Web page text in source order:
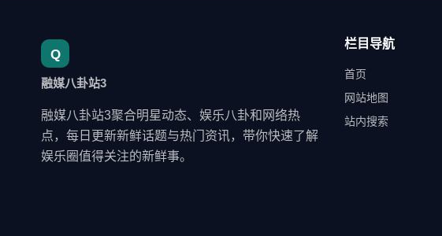
融媒八卦站3
融媒八卦站3聚合明星动态、娱乐八卦和网络热
点，每日更新新鲜话题与热门资讯，带你快速了解
娱乐圈值得关注的新鲜事。
栏目导航
首页
网站地图
站内搜索